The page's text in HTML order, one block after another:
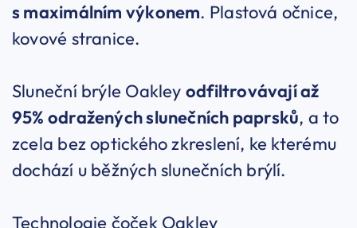
s maximálním výkonem. Plastová očnice,
kovové stranice.
Sluneční brýle Oakley odfiltrovávají až
95% odražených slunečních paprsků, a to
zcela bez optického zkreslení, ke kterému
dochází u běžných slunečních brýlí.
Technologie čoček Oakley